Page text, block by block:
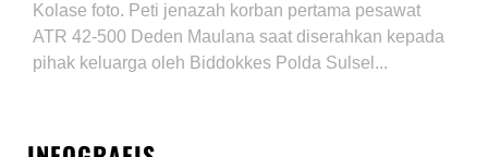
Kolase foto. Peti jenazah korban pertama pesawat
ATR 42-500 Deden Maulana saat diserahkan kepada
pihak keluarga oleh Biddokkes Polda Sulsel...